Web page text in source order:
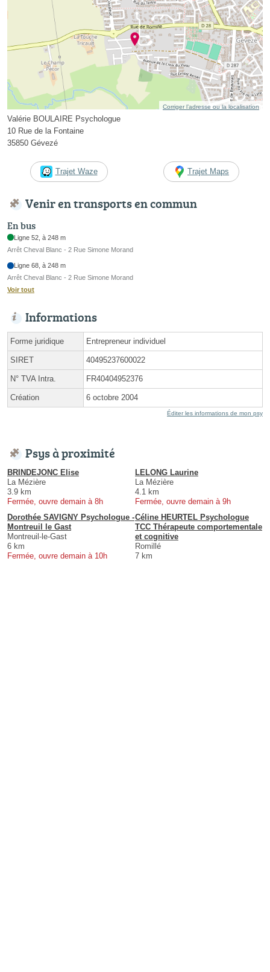
Corriger l’adresse ou la localisation
Valérie BOULAIRE Psychologue
10 Rue de la Fontaine
35850 Gévezé
Trajet Waze Trajet Maps
Venir en transports en commun
En bus
Ligne 52, à 248 m
Arrêt Cheval Blanc - 2 Rue Simone Morand
Ligne 68, à 248 m
Arrêt Cheval Blanc - 2 Rue Simone Morand
Voir tout
Informations
Forme juridique Entrepreneur individuel
SIRET 40495237600022
N° TVA Intra. FR40404952376
Création 6 octobre 2004
Éditer les informations de mon psy
Psys à proximité
BRINDEJONC Elise
La Mézière
3.9 km
Fermée, ouvre demain à 8h
LELONG Laurine
La Mézière
4.1 km
Fermée, ouvre demain à 9h
Dorothée SAVIGNY Psychologue -
Montreuil le Gast
Montreuil-le-Gast
6 km
Fermée, ouvre demain à 10h
Céline HEURTEL Psychologue
TCC Thérapeute comportementale
et cognitive
Romillé
7 km